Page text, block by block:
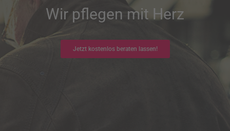
Wir pflegen mit Herz
Jetzt kostenlos beraten lassen!